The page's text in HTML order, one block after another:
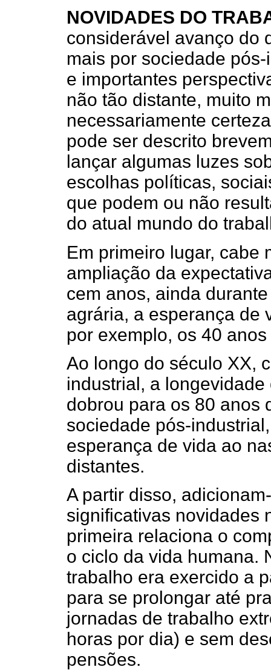
NOVIDADES DO
considerável avanço do
mais por sociedade
e importantes
não tão distante, muito
necessariamente
pode ser descrito
lançar algumas luzes
escolhas políticas,
que podem ou não
do atual mundo do
Em primeiro lugar, cabe
ampliação da
cem anos, ainda
agrária, a esperança de
por exemplo, os 40
Ao longo do século XX,
industrial, a
dobrou para os 80 anos
sociedade pós-
esperança de vida ao
distantes.
A partir disso,
significativas novidades
primeira relaciona o
o ciclo da vida humana.
trabalho era exercido a
para se prolongar até
jornadas de trabalho
horas por dia) e sem
pensões.